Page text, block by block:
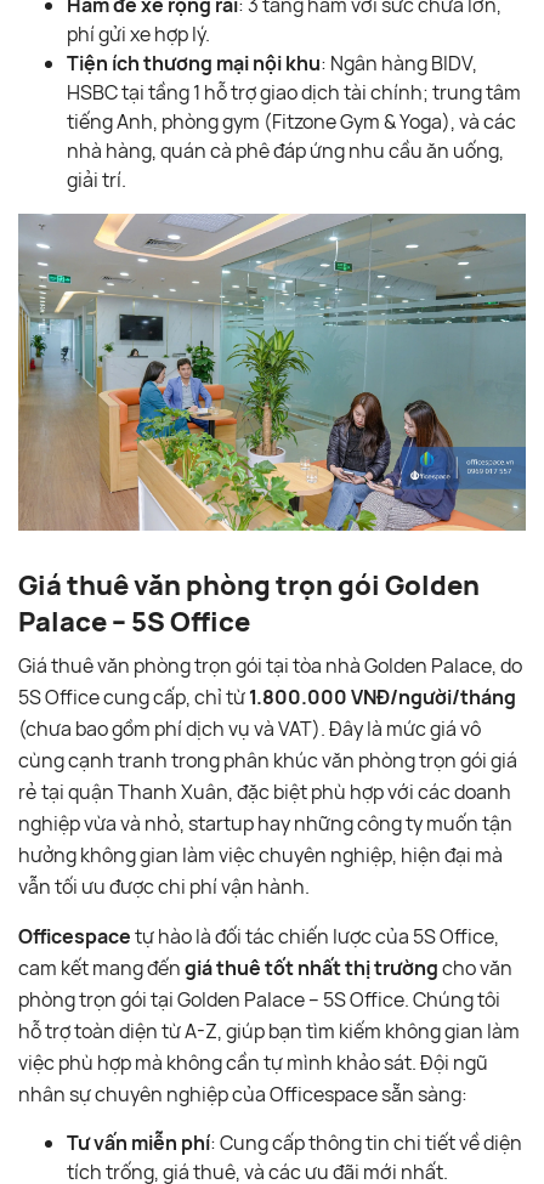
phí gửi xe hợp lý.
Tiện ích thương mại nội khu: Ngân hàng BIDV,
HSBC tại tầng 1 hỗ trợ giao dịch tài chính; trung tâm
tiếng Anh, phòng gym (Fitzone Gym & Yoga), và các
nhà hàng, quán cà phê đáp ứng nhu cầu ăn uống,
giải trí.
Giá thuê văn phòng trọn gói Golden
Palace – 5S Office
Giá thuê văn phòng trọn gói tại tòa nhà Golden Palace, do
5S Office cung cấp, chỉ từ1.800.000 VNĐ/người/tháng
(chưa bao gồm phí dịch vụ và VAT). Đây là mức giá vô
cùng cạnh tranh trong phân khúc văn phòng trọn gói giá
rẻ tại quận Thanh Xuân, đặc biệt phù hợp với các doanh
nghiệp vừa và nhỏ, startup hay những công ty muốn tận
hưởng không gian làm việc chuyên nghiệp, hiện đại mà
vẫn tối ưu được chi phí vận hành.
Officespacetự hào là đối tác chiến lược của 5S Office,
cam kết mang đếngiá thuê tốt nhất thị trườngcho văn
phòng trọn gói tại Golden Palace – 5S Office. Chúng tôi
hỗ trợ toàn diện từ A-Z, giúp bạn tìm kiếm không gian làm
việc phù hợp mà không cần tự mình khảo sát. Đội ngũ
nhân sự chuyên nghiệp của Officespace sẵn sàng:
Tư vấn miễn phí: Cung cấp thông tin chi tiết về diện
tích trống, giá thuê, và các ưu đãi mới nhất.